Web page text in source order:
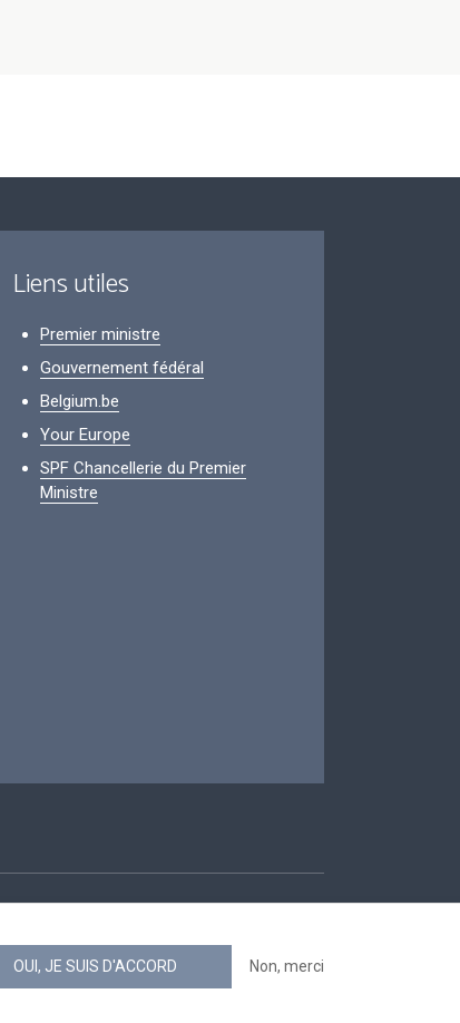
Liens utiles
Premier ministre
Gouvernement fédéral
Belgium.be
Your Europe
SPF Chancellerie du Premier
Ministre
OUI, JE SUIS D'ACCORD Non, merci